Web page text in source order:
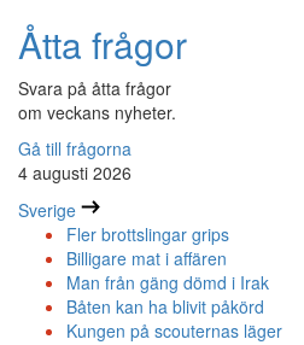
Åtta frågor
Svara på åtta frågor
om veckans nyheter.
Gå till frågorna
4 augusti 2026
Sverige
Fler brottslingar grips
Billigare mat i affären
Man från gäng dömd i Irak
Båten kan ha blivit påkörd
Kungen på scouternas läger